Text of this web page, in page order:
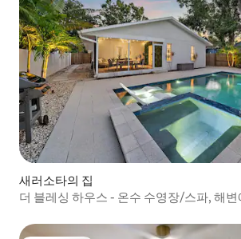
새러소타의 집
더 블레싱 하우스 - 온수 수영장/스파, 해